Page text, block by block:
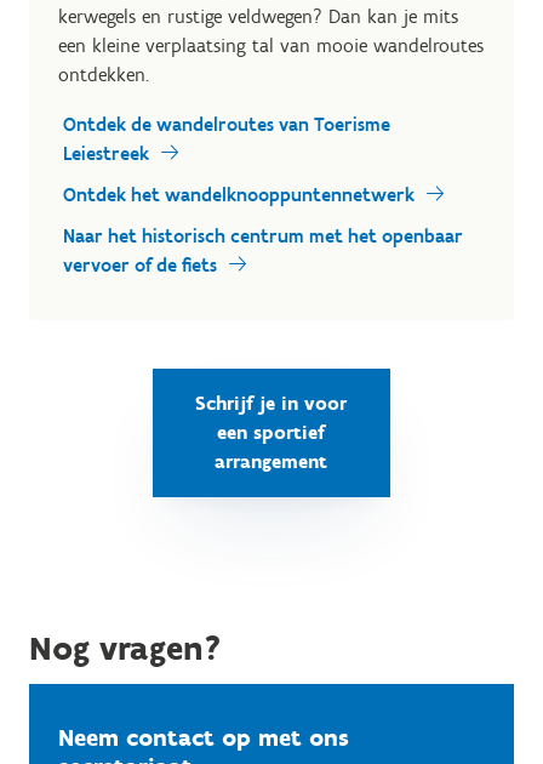
kerwegels en rustige veldwegen? Dan kan je mits
een kleine verplaatsing tal van mooie wandelroutes
ontdekken.
Ontdek de wandelroutes van Toerisme
Leiestreek
Ontdek het wandelknooppuntennetwerk
Naar het historisch centrum met het openbaar
vervoer of de fiets
Schrijf je in voor
een sportief
arrangement
Nog vragen?
Neem contact op met ons